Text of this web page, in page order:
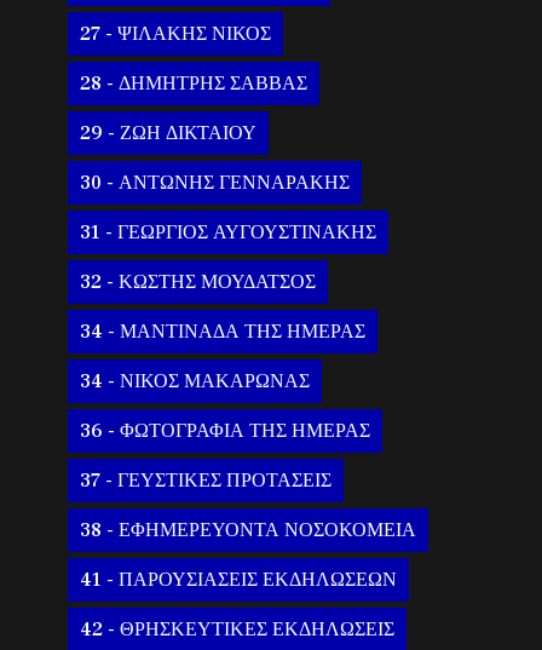
27 - ΨΙΛΑΚΗΣ ΝΙΚΟΣ
28 - ΔΗΜΗΤΡΗΣ ΣΑΒΒΑΣ
29 - ΖΩΗ ΔΙΚΤΑΙΟΥ
30 - ΑΝΤΩΝΗΣ ΓΕΝΝΑΡΑΚΗΣ
31 - ΓΕΩΡΓΙΟΣ ΑΥΓΟΥΣΤΙΝΑΚΗΣ
32 - ΚΩΣΤΗΣ ΜΟΥΔΑΤΣΟΣ
34 - ΜΑΝΤΙΝΑΔΑ ΤΗΣ ΗΜΕΡΑΣ
34 - ΝΙΚΟΣ ΜΑΚΑΡΩΝΑΣ
36 - ΦΩΤΟΓΡΑΦΙΑ ΤΗΣ ΗΜΕΡΑΣ
37 - ΓΕΥΣΤΙΚΕΣ ΠΡΟΤΑΣΕΙΣ
38 - ΕΦΗΜΕΡΕΥΟΝΤΑ ΝΟΣΟΚΟΜΕΙΑ
41 - ΠΑΡΟΥΣΙΑΣΕΙΣ ΕΚΔΗΛΩΣΕΩΝ
42 - ΘΡΗΣΚΕΥΤΙΚΕΣ ΕΚΔΗΛΩΣΕΙΣ